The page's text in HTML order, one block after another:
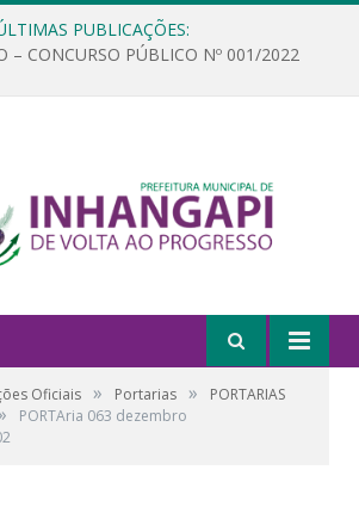
PUBLICAÇÕES:
– CONCURSO PÚBLICO Nº 001/2022
Oficiais » Portarias »
PORTARIAS
PORTAria 063 dezembro